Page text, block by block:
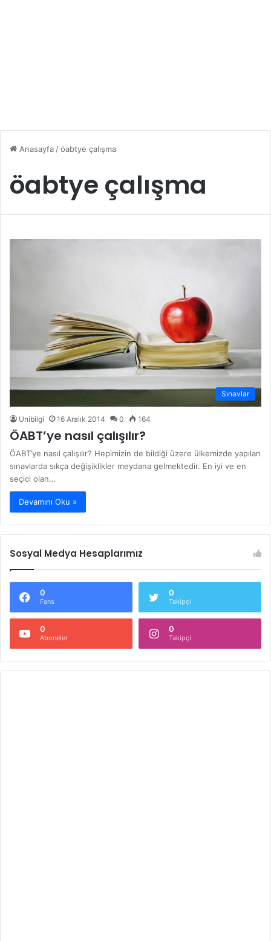
Anasayfa /öabtye çalışma
öabtye çalışma
Sınavlar
Unibilgi 16 Aralık 2014 0 164
ÖABT’ye nasıl çalışılır?
ÖABT’ye nasıl çalışılır? Hepimizin de bildiği üzere ülkemizde yapılan
sınavlarda sıkça değişiklikler meydana gelmektedir. En iyi ve en
seçici olan…
Devamını Oku »
Sosyal Medya Hesaplarımız
0
Fans
0
Takipçi
0
Aboneler
0
Takipçi